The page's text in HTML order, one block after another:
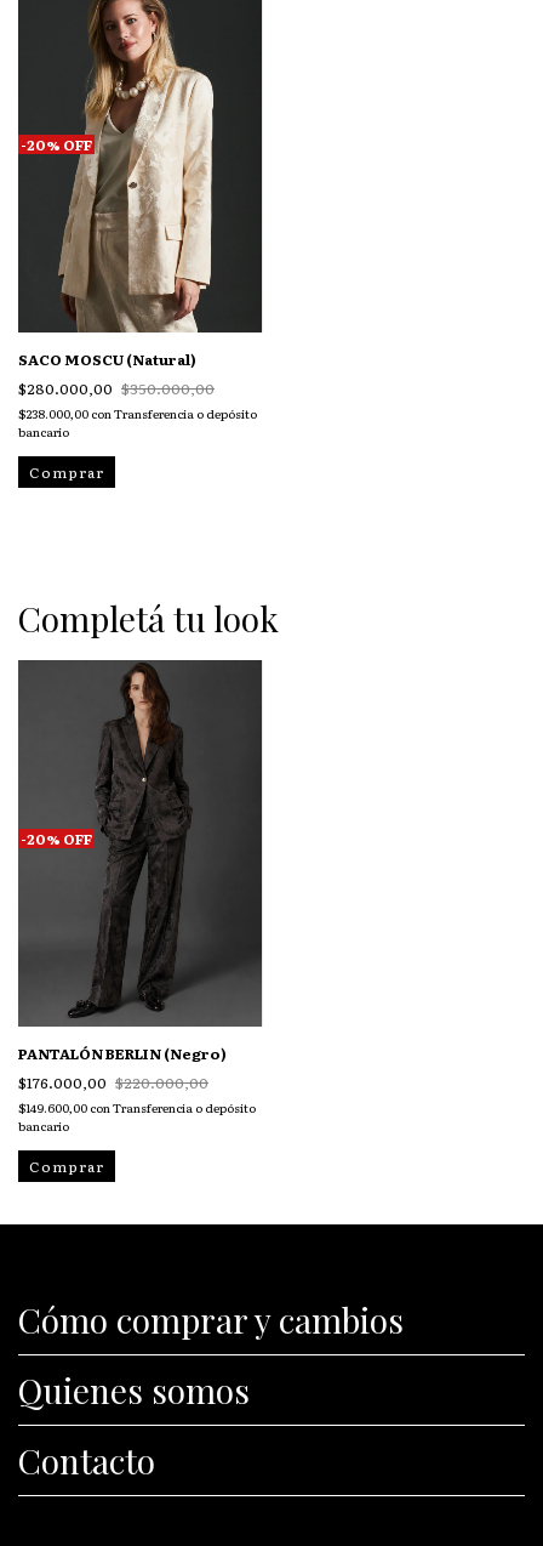
-20% OFF
SACO MOSCU (Natural)
$280.000,00 $350.000,00
$238.000,00 conTransferencia o depósito
bancario
Comprar
Completá tu look
-20% OFF
PANTALÓN BERLIN (Negro)
$176.000,00 $220.000,00
$149.600,00 conTransferencia o depósito
bancario
Comprar
Cómo comprar y cambios
Quienes somos
Contacto